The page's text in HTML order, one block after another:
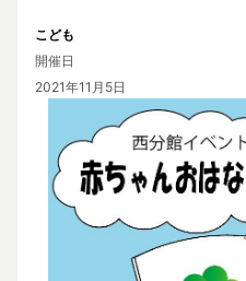
こども
開催日
2021年11月5日